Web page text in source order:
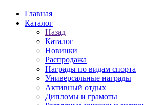
Главная
Каталог
Назад
Каталог
Новинки
Распродажа
Награды по видам спорта
Универсальные награды
Активный отдых
Дипломы и грамоты